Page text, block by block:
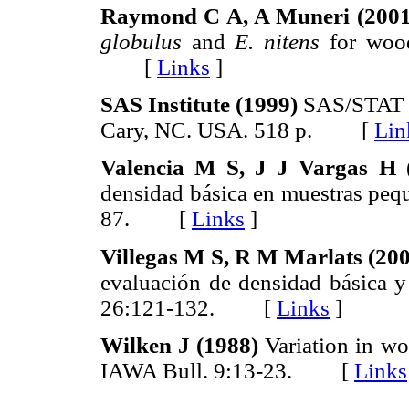
Raymond C A, A Muneri
globulus and E. nitens for
[ Links ]
SAS Institute (1999) SAS/
Cary, NC. USA. 518 p. [
Valencia M S, J J Vargas H
densidad básica en muestras
87. [ Links ]
Villegas M S, R M Marlats
evaluación de densidad básica
26:121-132. [ Links ]
Wilken J (1988) Variation in
IAWA Bull. 9:13-23. [ Links